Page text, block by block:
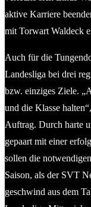
aktive Karriere
mit Torwart Waldeck
Auch für die
Landesliga bei drei
bzw. einziges Ziele.
und die Klasse
Auftrag. Durch harte
gepaart mit einer
sollen die
Saison, als der SVT
geschwind aus dem